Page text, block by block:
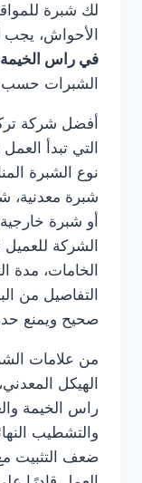
لك شبرة
الأحواش،
في راس الخيمة
الشبرات حسب
أفضل شركة
التي تبدأ
نوع الشبرة
شبرة معدنية،
أو شبرة
الشركة
الخامات، مدة
التفاصيل من
صحيح ويمنع
من علامات
الهيكل
راس الخيمة
والتشطيب
ضعف التثبيت